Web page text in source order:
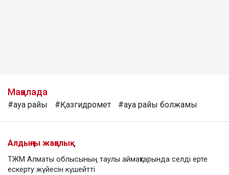
Мақалада
#ауа райы #Қазгидромет #ауа райы болжамы
Алдыңғы жаңалық
ТЖМ Алматы облысының таулы аймақтарында селді ерте
ескерту жүйесін күшейтті